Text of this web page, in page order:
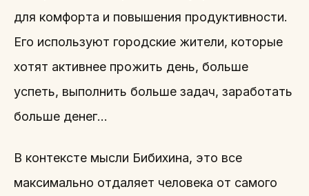
для комфорта и повышения продуктивности.
Его используют городские жители, которые
хотят активнее прожить день, больше
успеть, выполнить больше задач, заработать
больше денег…
В контексте мысли Бибихина, это все
максимально отдаляет человека от самого